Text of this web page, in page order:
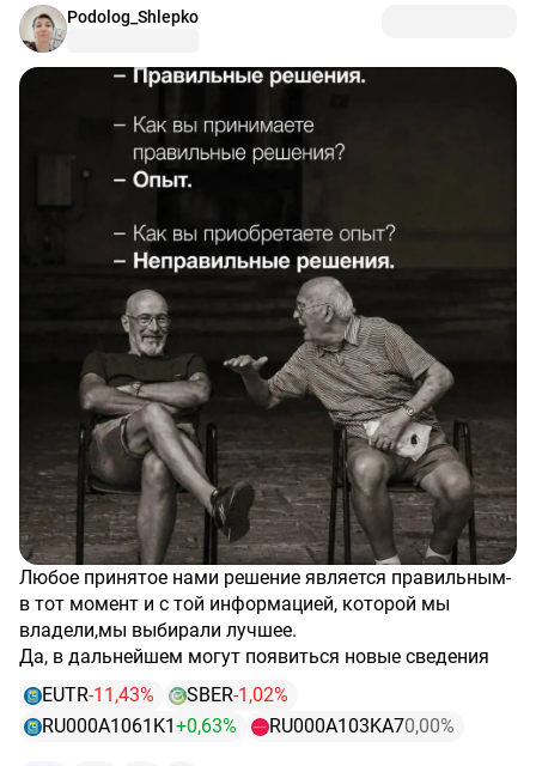
Podolog_Shlepko
Любое принятое нами решение является правильным-
в тот момент и с той информацией, которой мы
владели,мы выбирали лучшее.
Да, в дальнейшем могут появиться новые сведения
или мы поймём, что можно было бы сделать ещё
лучше,но ..
$RU000A103KA7 $RU000A1061K1
EUTR-11,43% SBER-1,02%
RU000A1061K1+0,63% RU000A103KA70,00%